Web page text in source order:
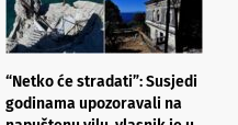
“Netko će stradati”: Susjedi
godinama upozoravali na